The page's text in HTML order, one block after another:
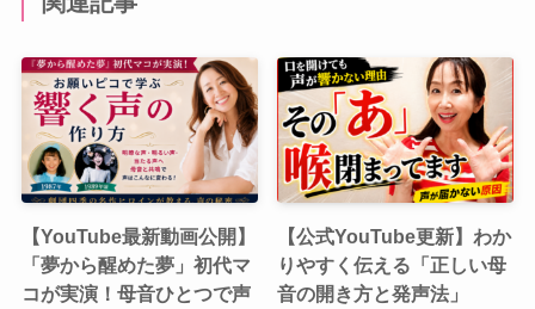
【YouTube最新動画公開】
「夢から醒めた夢」初代マ
コが実演！母音ひとつで声
【公式YouTube更新】わか
りやすく伝える「正しい母
音の開き方と発声法」